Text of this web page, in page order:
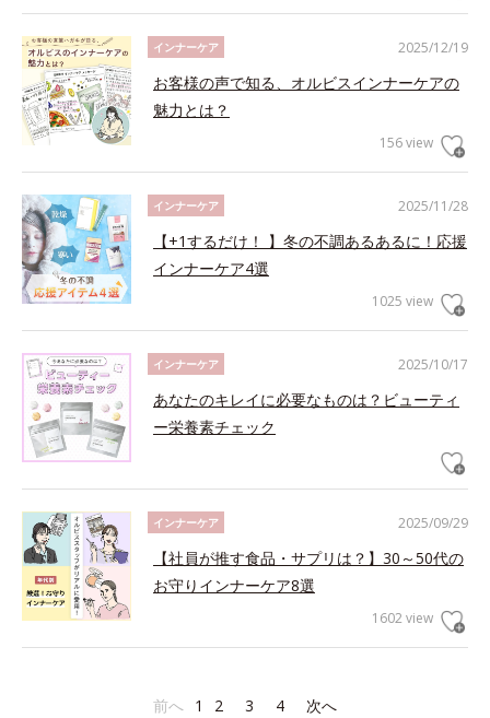
2025/12/19
インナーケア
お客様の声で知る、オルビスインナーケアの
魅力とは？
156 view
2025/11/28
インナーケア
【+1するだけ！ 】冬の不調あるあるに！応援
インナーケア4選
1025 view
2025/10/17
インナーケア
あなたのキレイに必要なものは？ビューティ
ー栄養素チェック
2025/09/29
インナーケア
【社員が推す食品・サプリは？】30～50代の
お守りインナーケア8選
1602 view
前へ 1 2 3 4 次へ